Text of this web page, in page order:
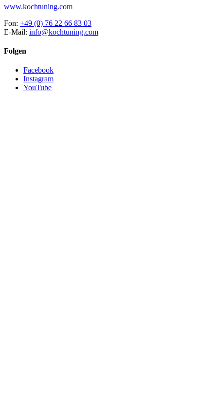
www.kochtuning.com
Fon: +49 (0) 76 22 66 83 03
E-Mail: info@kochtuning.com
Folgen
Facebook
Instagram
YouTube